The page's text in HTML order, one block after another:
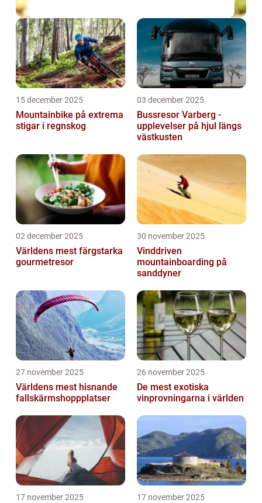
15 december 2025
Mountainbike på extrema
stigar i regnskog
03 december 2025
Bussresor Varberg -
upplevelser på hjul längs
västkusten
02 december 2025
Världens mest färgstarka
gourmetresor
30 november 2025
Vinddriven
mountainboarding på
sanddyner
27 november 2025
Världens mest hisnande
fallskärmshoppplatser
26 november 2025
De mest exotiska
vinprovningarna i världen
17 november 2025 17 november 2025